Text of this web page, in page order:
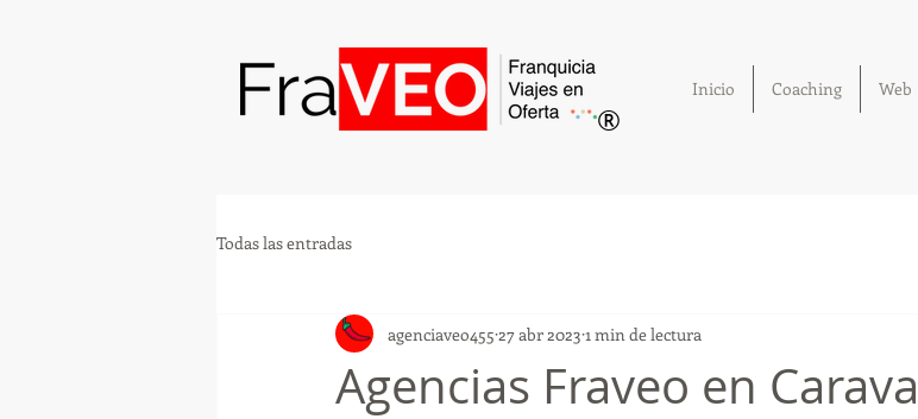
®
Inicio Coaching Web
Todas las entradas
Agencias Fraveo en
agenciaveo455 27 abr 2023 1 min de lectura